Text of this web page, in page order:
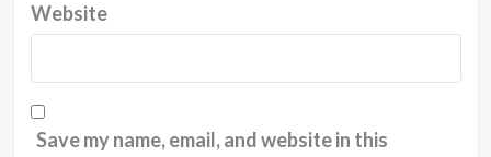
Website
Save my name, email, and website in this